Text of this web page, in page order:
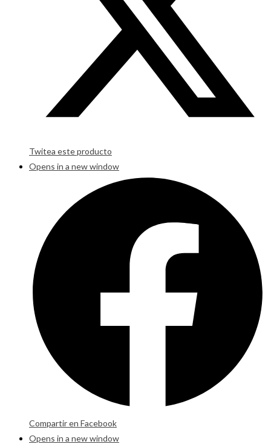
Twitea este producto
Opens in a new window
Compartir en Facebook
Opens in a new window